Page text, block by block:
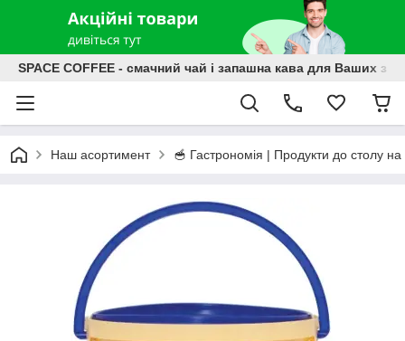
SPACE COFFEE - смачний чай і запашна кава для Ваших
Наш асортимент 🥣 Гастрономія | Продукти до столу